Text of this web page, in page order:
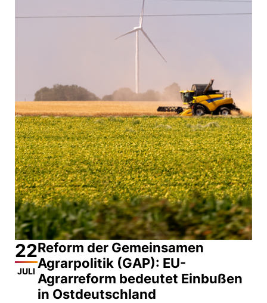
22
JULI
Reform der Gemeinsamen
Agrarpolitik (GAP): EU-
Agrarreform bedeutet Einbußen
in Ostdeutschland